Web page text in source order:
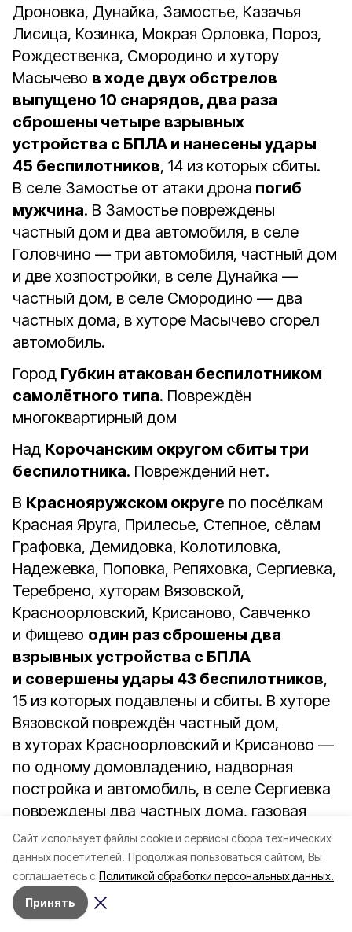
Cайт использует файлы cookie и сервисы сбора технических
данных посетителей. Продолжая пользоваться сайтом, Вы
соглашаетесь с Политикой обработки персональных данных.
Принять
Дроновка, Дунайка, Замостье, Казачья
Лисица, Козинка, Мокрая Орловка, Пороз,
Рождественка, Смородино и хутору
Масычево в ходе двух обстрелов
выпущено 10 снарядов, два раза
сброшены четыре взрывных
устройства с БПЛА и нанесены удары
45 беспилотников, 14 из которых сбиты.
В селе Замостье от атаки дрона погиб
мужчина. В Замостье повреждены
частный дом и два автомобиля, в селе
Головчино — три автомобиля, частный дом
и две хозпостройки, в селе Дунайка —
частный дом, в селе Смородино — два
частных дома, в хуторе Масычево сгорел
автомобиль.
Город Губкин атакован беспилотником
самолётного типа. Повреждён
многоквартирный дом
Над Корочанским округом сбиты три
беспилотника. Повреждений нет.
В Краснояружском округе по посёлкам
Красная Яруга, Прилесье, Степное, сёлам
Графовка, Демидовка, Колотиловка,
Надежевка, Поповка, Репяховка, Сергиевка,
Теребрено, хуторам Вязовской,
Красноорловский, Крисаново, Савченко
и Фищево один раз сброшены два
взрывных устройства с БПЛА
и совершены удары 43 беспилотников,
15 из которых подавлены и сбиты. В хуторе
Вязовской повреждён частный дом,
в хуторах Красноорловский и Крисаново —
по одному домовладению, надворная
постройка и автомобиль, в селе Сергиевка
повреждены два частных дома, газовая
труба, автомобиль и сгорела хозпостройка,
в посёлке Красная Яруга сгорел
автомобиль, в хуторе Савченко
повреждена хозпостройка, в хуторе
Фищево — частный дом, гараж